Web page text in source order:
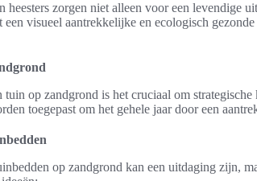
heesters zorgen niet alleen voor een levendige
een visueel aantrekkelijke en ecologisch
op zandgrond is het cruciaal om
toegepast om het gehele jaar door een
op zandgrond kan een uitdaging zijn,